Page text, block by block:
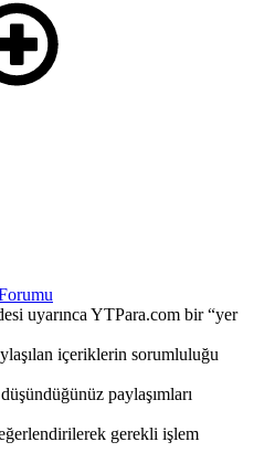
uyarınca YTPara.com bir “yer
içeriklerin sorumluluğu
paylaşımları
gerekli işlem